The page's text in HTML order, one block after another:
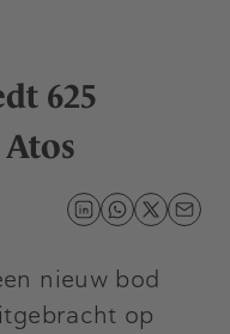
625
nieuw bod
op